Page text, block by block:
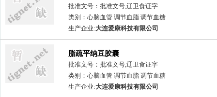
肉）
批准文号：批准文号,辽卫食证字
类别：心脑血管 调节血脂 调节血糖
生产企业:大连爱康科技有限公司
脂疏平纳豆胶囊
批准文号：批准文号,辽卫食证字
类别：心脑血管 调节血脂 调节血糖
生产企业:大连爱康科技有限公司